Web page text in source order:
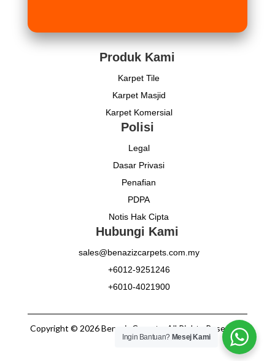
Produk Kami
Karpet Tile
Karpet Masjid
Karpet Komersial
Polisi
Legal
Dasar Privasi
Penafian
PDPA
Notis Hak Cipta
Hubungi Kami
sales@benazizcarpets.com.my
+6012-9251246
+6010-4021900
Copyright © 2026 Benaziz Carpets. All Rights Reserved.
Ingin Bantuan? Mesej Kami